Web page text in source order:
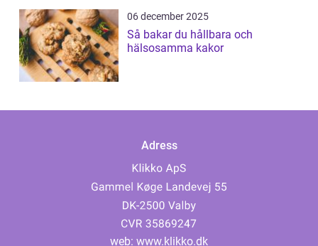
06 december 2025
Så bakar du hållbara och
hälsosamma kakor
Adress
web: www.klikko.dk